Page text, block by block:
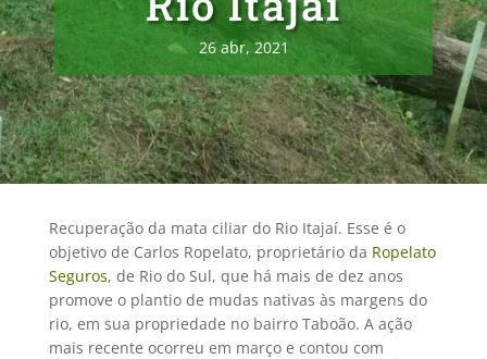
26 abr, 2021
Recuperação da mata ciliar do Rio Itajaí. Esse é o
objetivo de Carlos Ropelato, proprietário da Ropelato
Seguros, de Rio do Sul, que há mais de dez anos
promove o plantio de mudas nativas às margens do
rio, em sua propriedade no bairro Taboão. A ação
mais recente ocorreu em março e contou com